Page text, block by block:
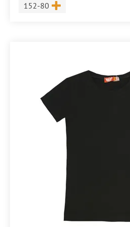
Размер
152-80